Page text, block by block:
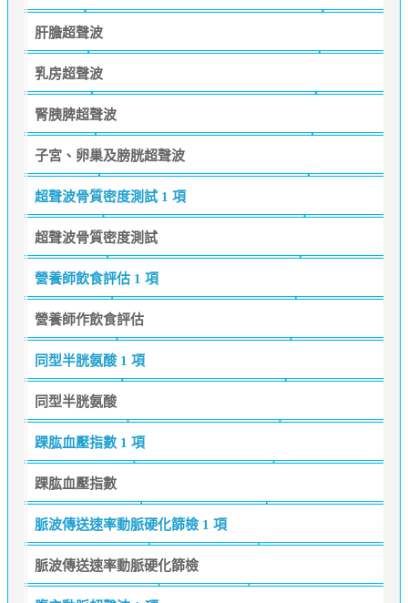
肝膽超聲波
乳房超聲波
腎胰脾超聲波
子宮、卵巢及膀胱超聲波
超聲波骨質密度測試 1 項
超聲波骨質密度測試
營養師飲食評估 1 項
營養師作飲食評估
同型半胱氨酸 1 項
同型半胱氨酸
踝肱血壓指數 1 項
踝肱血壓指數
脈波傳送速率動脈硬化篩檢 1 項
脈波傳送速率動脈硬化篩檢